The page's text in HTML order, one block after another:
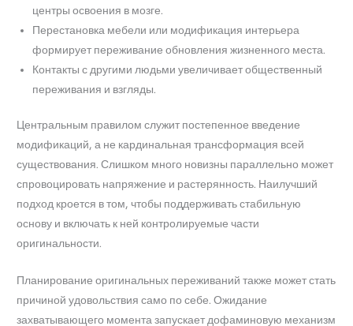
центры освоения в мозге.
Перестановка мебели или модификация интерьера
формирует переживание обновления жизненного места.
Контакты с другими людьми увеличивает общественный
переживания и взгляды.
Центральным правилом служит постепенное введение
модификаций, а не кардинальная трансформация всей
существования. Слишком много новизны параллельно может
спровоцировать напряжение и растерянность. Наилучший
подход кроется в том, чтобы поддерживать стабильную
основу и включать к ней контролируемые части
оригинальности.
Планирование оригинальных переживаний также может стать
причиной удовольствия само по себе. Ожидание
захватывающего момента запускает дофаминовую механизм